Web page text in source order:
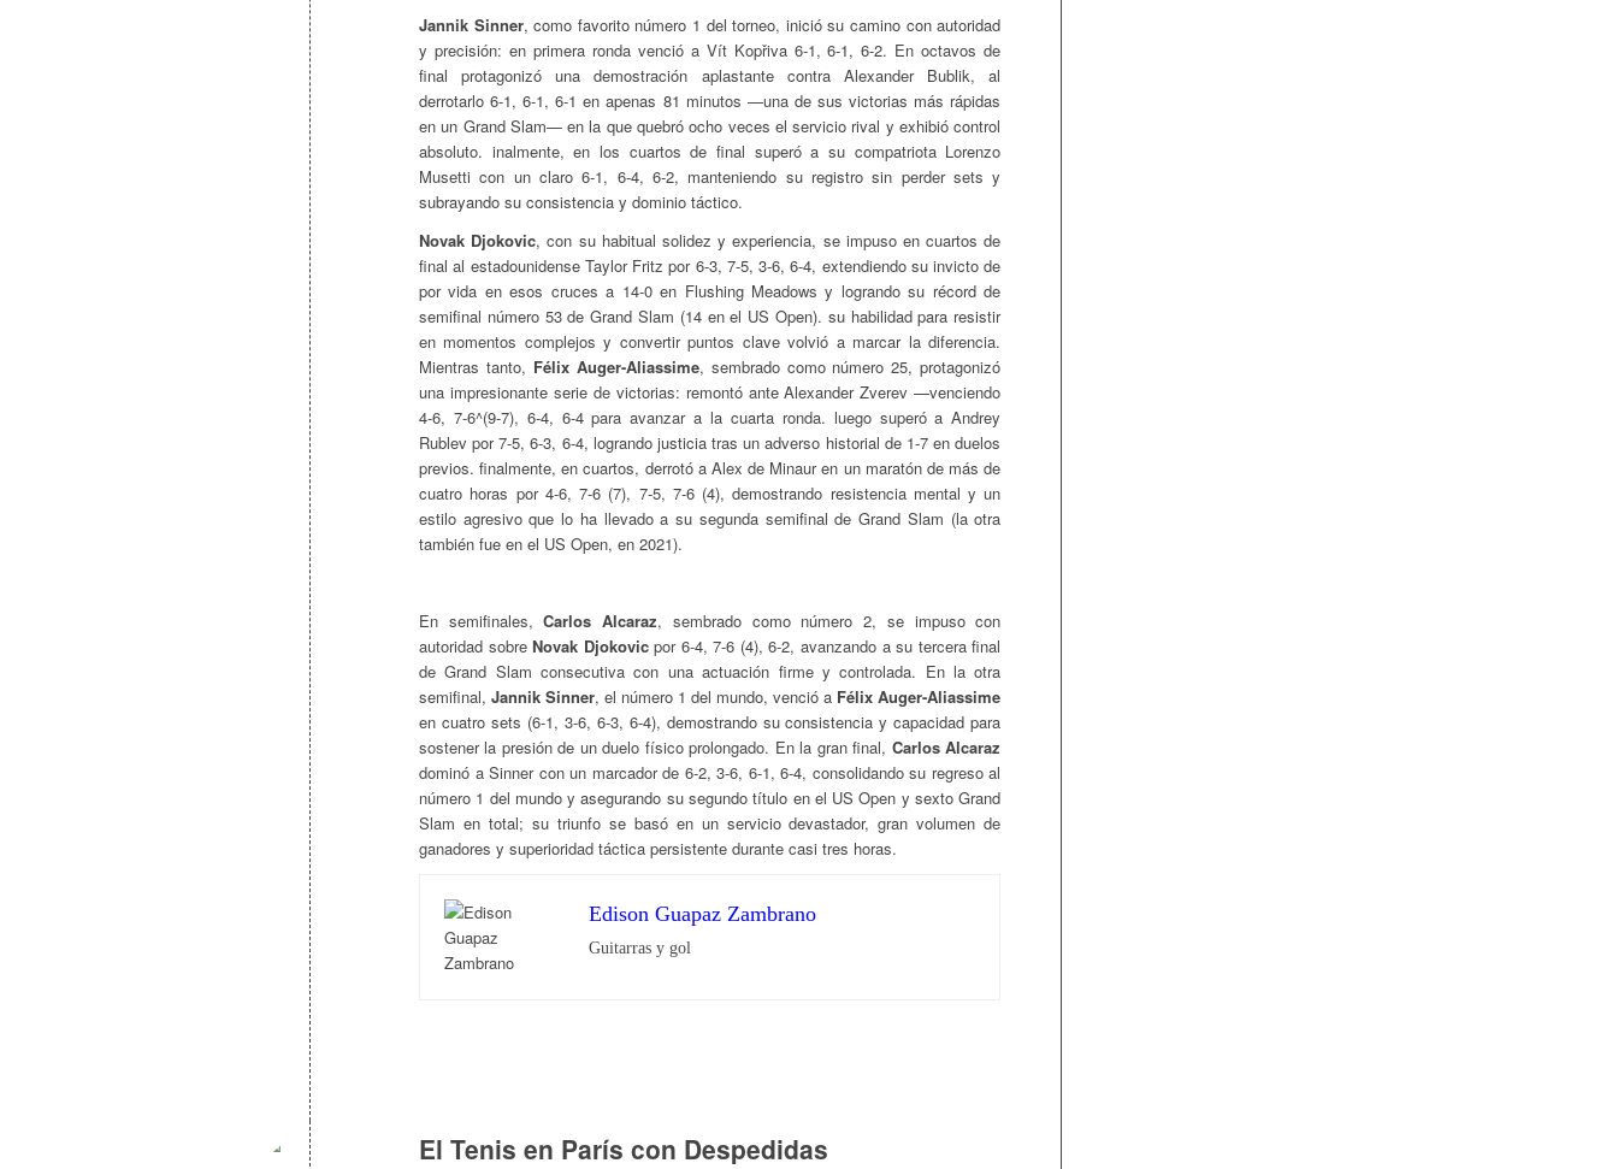
Jannik Sinner, como favorito número 1 del torneo, inició su camino con autoridad
y precisión: en primera ronda venció a Vít Kopřiva 6-1, 6-1, 6-2. En octavos de
final protagonizó una demostración aplastante contra Alexander Bublik, al
derrotarlo 6-1, 6-1, 6-1 en apenas 81 minutos —una de sus victorias más rápidas
en un Grand Slam— en la que quebró ocho veces el servicio rival y exhibió control
absoluto. inalmente, en los cuartos de final superó a su compatriota Lorenzo
Musetti con un claro 6-1, 6-4, 6-2, manteniendo su registro sin perder sets y
subrayando su consistencia y dominio táctico.
Novak Djokovic, con su habitual solidez y experiencia, se impuso en cuartos de
final al estadounidense Taylor Fritz por 6-3, 7-5, 3-6, 6-4, extendiendo su invicto de
por vida en esos cruces a 14-0 en Flushing Meadows y logrando su récord de
semifinal número 53 de Grand Slam (14 en el US Open). su habilidad para resistir
en momentos complejos y convertir puntos clave volvió a marcar la diferencia.
Mientras tanto, Félix Auger-Aliassime, sembrado como número 25, protagonizó
una impresionante serie de victorias: remontó ante Alexander Zverev —venciendo
4-6, 7-6^(9-7), 6-4, 6-4 para avanzar a la cuarta ronda. luego superó a Andrey
Rublev por 7-5, 6-3, 6-4, logrando justicia tras un adverso historial de 1-7 en duelos
previos. finalmente, en cuartos, derrotó a Alex de Minaur en un maratón de más de
cuatro horas por 4-6, 7-6 (7), 7-5, 7-6 (4), demostrando resistencia mental y un
estilo agresivo que lo ha llevado a su segunda semifinal de Grand Slam (la otra
también fue en el US Open, en 2021).
En semifinales,Carlos Alcaraz, sembrado como número 2, se impuso con
autoridad sobre Novak Djokovicpor 6-4, 7-6 (4), 6-2, avanzando a su tercera final
de Grand Slam consecutiva con una actuación firme y controlada. En la otra
semifinal,Jannik Sinner, el número 1 del mundo, venció a Félix Auger-Aliassime
en cuatro sets (6-1, 3-6, 6-3, 6-4), demostrando su consistencia y capacidad para
sostener la presión de un duelo físico prolongado. En la gran final, Carlos Alcaraz
dominó a Sinner con un marcador de 6-2, 3-6, 6-1, 6-4, consolidando su regreso al
número 1 del mundo y asegurando su segundo título en el US Open y sexto Grand
Slam en total; su triunfo se basó en un servicio devastador, gran volumen de
ganadores y superioridad táctica persistente durante casi tres horas.
Edison Guapaz Zambrano
Guitarras y gol
El Tenis en París con Despedidas